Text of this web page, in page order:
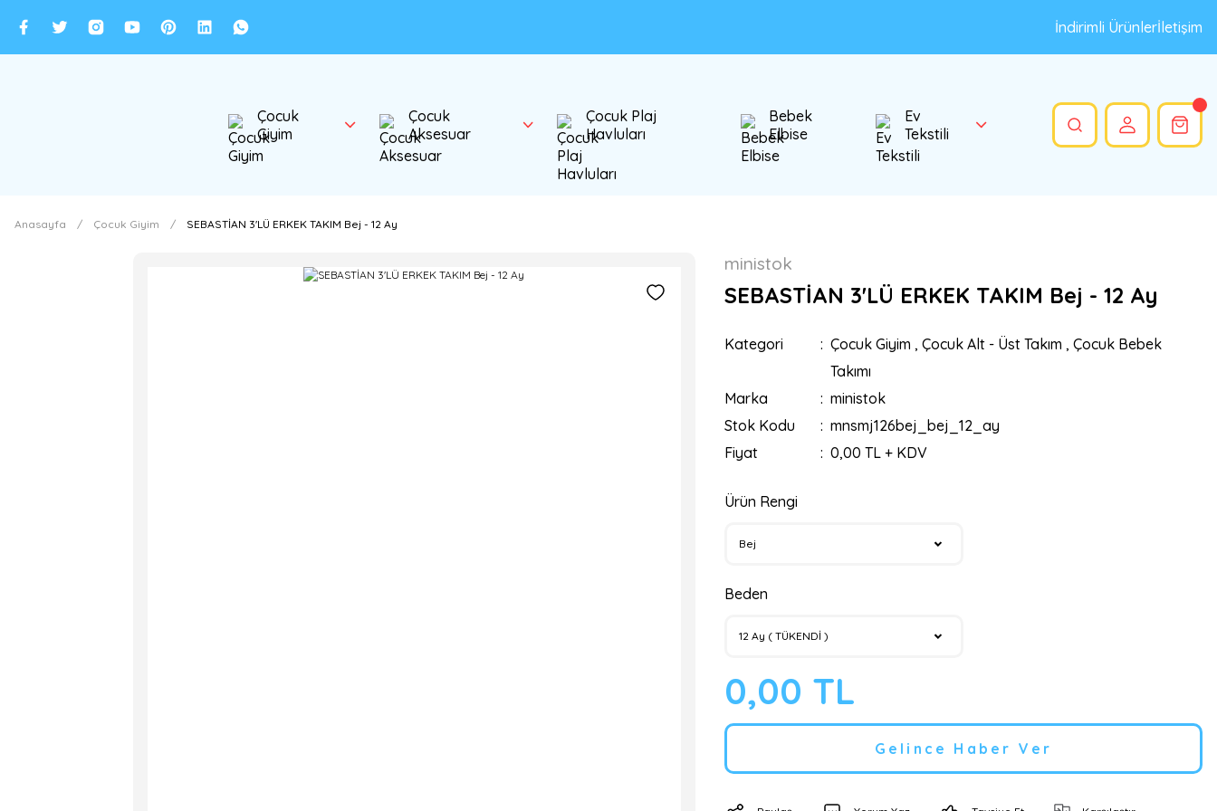
İndirimli Ürünlerİletişim
Çocuk
Giyim
Çocuk
Aksesuar
Çocuk Plaj
Havluları
Bebek
Elbise
Ev
Tekstili
Anasayfa Çocuk Giyim SEBASTİAN 3'LÜ ERKEK TAKIM Bej - 12 Ay
ministok
SEBASTİAN 3'LÜ ERKEK TAKIM Bej - 12 Ay
Kategori Çocuk Giyim , Çocuk Alt - Üst Takım , Çocuk Bebek
Takımı
Marka
ministok
Stok Kodu
mnsmj126bej_bej_12_ay
Fiyat
0,00 TL + KDV
Ürün Rengi
Beden
0,00 TL
Gelince Haber Ver